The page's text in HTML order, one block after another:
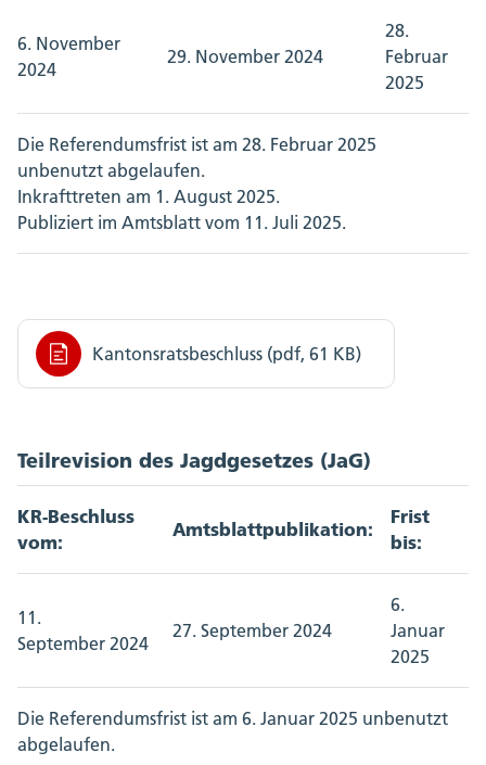
6. November
2024
29. November 2024
28.
Februar
2025
Die Referendumsfrist ist am 28. Februar 2025
unbenutzt abgelaufen.
Inkrafttreten am 1. August 2025.
Publiziert im Amtsblatt vom 11. Juli 2025.
Kantonsratsbeschluss (pdf, 61 KB)
Teilrevision des Jagdgesetzes (JaG)
KR-Beschluss
vom:
Amtsblattpublikation:
Frist
bis:
11.
September 2024
27. September 2024
6.
Januar
2025
Die Referendumsfrist ist am 6. Januar 2025 unbenutzt
abgelaufen.